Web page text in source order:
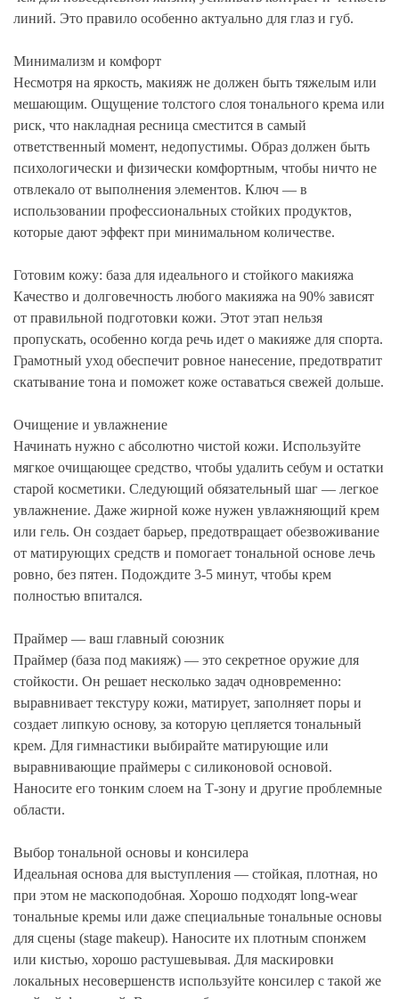
линий. Это правило особенно актуально для глаз и губ.
Минимализм и комфорт
Несмотря на яркость, макияж не должен быть тяжелым или
мешающим. Ощущение толстого слоя тонального крема или
риск, что накладная ресница сместится в самый
ответственный момент, недопустимы. Образ должен быть
психологически и физически комфортным, чтобы ничто не
отвлекало от выполнения элементов. Ключ — в
использовании профессиональных стойких продуктов,
которые дают эффект при минимальном количестве.
Готовим кожу: база для идеального и стойкого макияжа
Качество и долговечность любого макияжа на 90% зависят
от правильной подготовки кожи. Этот этап нельзя
пропускать, особенно когда речь идет о макияже для спорта.
Грамотный уход обеспечит ровное нанесение, предотвратит
скатывание тона и поможет коже оставаться свежей дольше.
Очищение и увлажнение
Начинать нужно с абсолютно чистой кожи. Используйте
мягкое очищающее средство, чтобы удалить себум и остатки
старой косметики. Следующий обязательный шаг — легкое
увлажнение. Даже жирной коже нужен увлажняющий крем
или гель. Он создает барьер, предотвращает обезвоживание
от матирующих средств и помогает тональной основе лечь
ровно, без пятен. Подождите 3-5 минут, чтобы крем
полностью впитался.
Праймер — ваш главный союзник
Праймер (база под макияж) — это секретное оружие для
стойкости. Он решает несколько задач одновременно:
выравнивает текстуру кожи, матирует, заполняет поры и
создает липкую основу, за которую цепляется тональный
крем. Для гимнастики выбирайте матирующие или
выравнивающие праймеры с силиконовой основой.
Наносите его тонким слоем на Т-зону и другие проблемные
области.
Выбор тональной основы и консилера
Идеальная основа для выступления — стойкая, плотная, но
при этом не маскоподобная. Хорошо подходят long-wear
тональные кремы или даже специальные тональные основы
для сцены (stage makeup). Наносите их плотным спонжем
или кистью, хорошо растушевывая. Для маскировки
локальных несовершенств используйте консилер с такой же